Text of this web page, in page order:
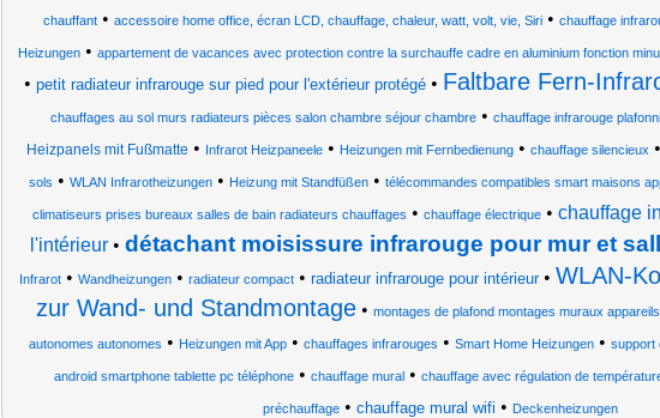
chauffant • accessoire home office, écran LCD, chauffage, chaleur, watt, volt, vie, Siri • chauffage
Heizungen• appartement de vacances avec protection contre la surchauffe cadre en aluminium fonction
• petit radiateur infrarouge sur pied pour l'extérieur protégé • Faltbare Fern-
chauffages au sol murs radiateurs pièces salon chambre séjour chambre• chauffage infrarouge
Heizpanels mit Fußmatte • Infrarot Heizpaneele• Heizungen mit Fernbedienung• chauffage silencieux •
sols • WLAN Infrarotheizungen• Heizung mit Standfüßen• télécommandes compatibles smart maisons
climatiseurs prises bureaux salles de bain radiateurs chauffages • chauffage électrique• chauffage
l'intérieur • détachant moisissure infrarouge pour mur et
Infrarot • Wandheizungen • radiateur compact • radiateur infrarouge pour intérieur• WLAN-
zur Wand- und Standmontage • montages de plafond montages muraux
autonomes autonomes • Heizungen mit App• chauffages infrarouges • Smart Home Heizungen• support
android smartphone tablette pc téléphone• chauffage mural• chauffage avec régulation de
préchauffage • chauffage mural wifi • Deckenheizungen